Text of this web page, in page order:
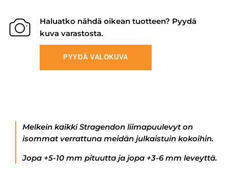
Haluatko nähdä oikean tuotteen? Pyydä
kuva varastosta.
PYYDÄ VALOKUVA
Melkein kaikki Stragendon liimapuulevyt on
isommat verrattuna meidän julkaistuin kokoihin.
Jopa +5-10 mm pituutta ja jopa +3-6 mm leveyttä.